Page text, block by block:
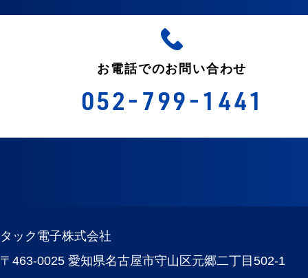
お電話でのお問い合わせ
052-799-1441
タック電子株式会社
〒463-0025 愛知県名古屋市守山区元郷二丁目502-1